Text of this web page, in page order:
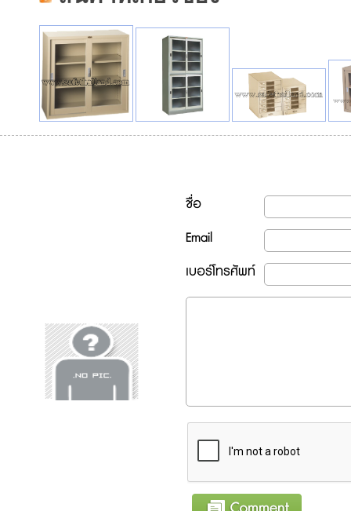
ชื่อ
Email
เบอร์โทรศัพท์